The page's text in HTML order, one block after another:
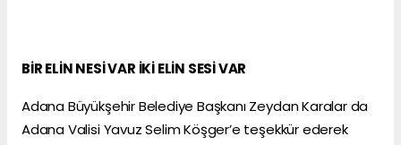
BİR ELİN NESİ VAR İKİ ELİN SESİ VAR
Adana Büyükşehir Belediye Başkanı Zeydan Karalar da
Adana Valisi Yavuz Selim Köşger’e teşekkür ederek